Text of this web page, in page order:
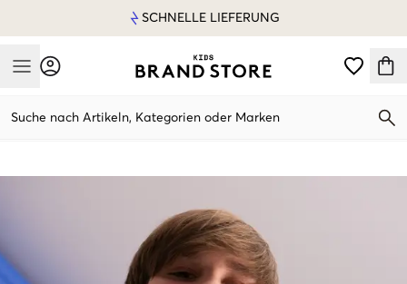
SCHNELLE LIEFERUNG
Mobile Menu
Suche nach Artikeln, Kategorien oder Marken